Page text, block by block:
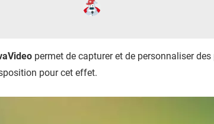
permet de capturer et de personnaliser
pour cet effet.